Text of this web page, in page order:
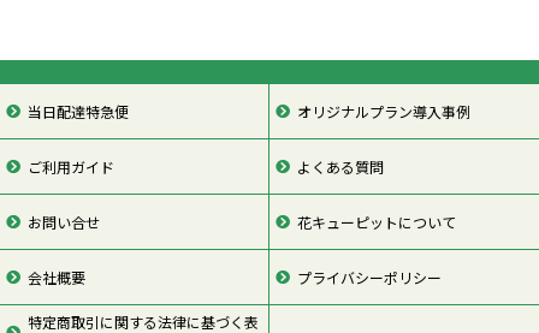
当日配達特急便 オリジナルプラン導入事例
ご利用ガイド よくある質問
お問い合せ 花キューピットについて
会社概要 プライバシーポリシー
特定商取引に関する法律に基づく表